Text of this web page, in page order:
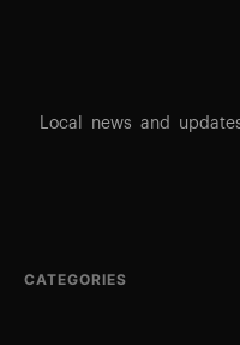
Local news and
CATEGORIES